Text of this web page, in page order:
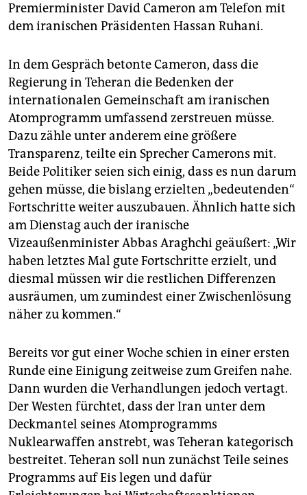
Premierminister David Cameron am Telefon mit
dem iranischen Präsidenten Hassan Ruhani.
In dem Gespräch betonte Cameron, dass die
Regierung in Teheran die Bedenken der
internationalen Gemeinschaft am iranischen
Atomprogramm umfassend zerstreuen müsse.
Dazu zähle unter anderem eine größere
Transparenz, teilte ein Sprecher Camerons mit.
Beide Politiker seien sich einig, dass es nun darum
gehen müsse, die bislang erzielten „bedeutenden“
Fortschritte weiter auszubauen. Ähnlich hatte sich
am Dienstag auch der iranische
Vizeaußenminister Abbas Araghchi geäußert: „Wir
haben letztes Mal gute Fortschritte erzielt, und
diesmal müssen wir die restlichen Differenzen
ausräumen, um zumindest einer Zwischenlösung
näher zu kommen.“
Bereits vor gut einer Woche schien in einer ersten
Runde eine Einigung zeitweise zum Greifen nahe.
Dann wurden die Verhandlungen jedoch vertagt.
Der Westen fürchtet, dass der Iran unter dem
Deckmantel seines Atomprogramms
Nuklearwaffen anstrebt, was Teheran kategorisch
bestreitet. Teheran soll nun zunächst Teile seines
Programms auf Eis legen und dafür